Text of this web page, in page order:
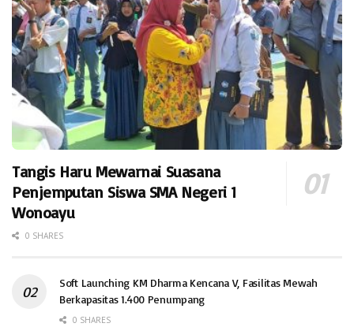
Tangis Haru Mewarnai Suasana
Penjemputan Siswa SMA Negeri 1
Wonoayu
0 SHARES
Soft Launching KM Dharma Kencana V, Fasilitas Mewah
Berkapasitas 1.400 Penumpang
0 SHARES